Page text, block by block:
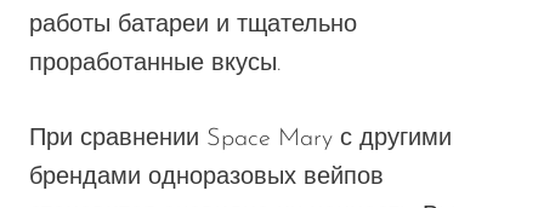
работы батареи и тщательно
проработанные вкусы.
При сравнении Space Mary с другими
брендами одноразовых вейпов